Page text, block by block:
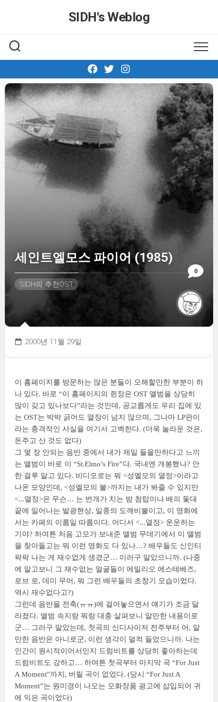
SIDH′s Weblog
0
세인트엘모스 파이어 (1985)
SIDH의 추천OST
2000년 11월 29일
이 홈페이지를 방문하는 많은 분들이 오해할만한 부분이 하
나 있다. 바로 “이 홈페이지의 쥔장은 OST 앨범을 상당히
많이 갖고 있나보다”라는 것인데, 공교롭게도 우리 집에 있
는 OST는 박박 긁어도 열장이 넘지 않으며, 그나마 LP판이
라는 충격적인 사실을 여기서 고백한다. (더욱 놀라운 것은,
돈주고 산 것도 없다)
그 몇 장 안되는 음반 중에서 내가 제일 들을만하다고 느끼
는 앨범이 바로 이 “St.Elmo’s Fire”다. 국내엔 개봉했나? 안
한 걸루 알고 있다. 비디오로는 뭐 <성엘모의 열정>이라고
나온 모양인데, <성엘모의 불>까지는 내가 봐줄 수 있지만
<...열정>은 무슨… 는 번개가 치는 밤 첨탑이나 배의 돛대
끝에 일어나는 발광현상, 일종의 도깨비불이고, 이 영화에
서는 카페의 이름일 따름이다. 어디서 <...열정> 운운하는
기야? 하여튼 처음 고모가 보내준 앨범 무데기에서 이 앨범
을 찾아들고는 뭐 이런 영화도 다 있나…? 배우들도 신인티
팍팍 나는 게 재수없게 생겼군… 이러구 말았으니까. (나중
에 알고보니 그 재수없는 얼굴들이 에밀리오 에스테베즈,
로브 로, 데미 무어, 뭐 그런 배우들의 초창기 모습이었다.
역시 재수없다고?)
그런데 음반을 전축(ㅠㅠ)에 걸어놓으면서 얘기가 조금 달
라졌다. 앨범 속지랑 뭐랑 대충 살펴보니 알만한 내용이로
군… 그러구 말았는데, 첫곡의 신디사이저 전주부터 어, 알
만한 음반은 아니로군, 이런 생각이 덜컥 들었으니까. 나는
인간이 원시적이어서인지 드럼비트를 상당히 좋아하는데
드럼비트도 강하고… 하여튼 첫곡부터 마지막 곡 “For Just
A Moment”까지, 버릴 곡이 없었다. (당시 “For Just A
Moment”는 원미경이 나오는 모화장품 광고에 삽입되어 귀
에 익은 곡이었다)